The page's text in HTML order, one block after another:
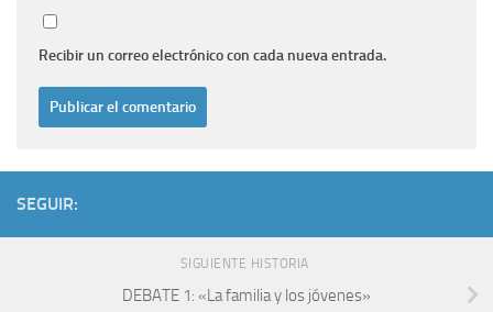
Recibir un correo electrónico con cada nueva entrada.
SEGUIR:
SIGUIENTE HISTORIA
DEBATE 1: «La familia y los jóvenes»